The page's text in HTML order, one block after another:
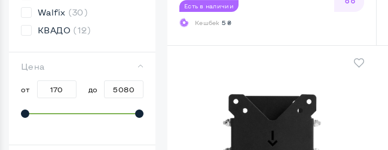
Walfix (30)
КВАДО (12)
Цена
от до
Есть в наличии
Кешбек 5 ₴